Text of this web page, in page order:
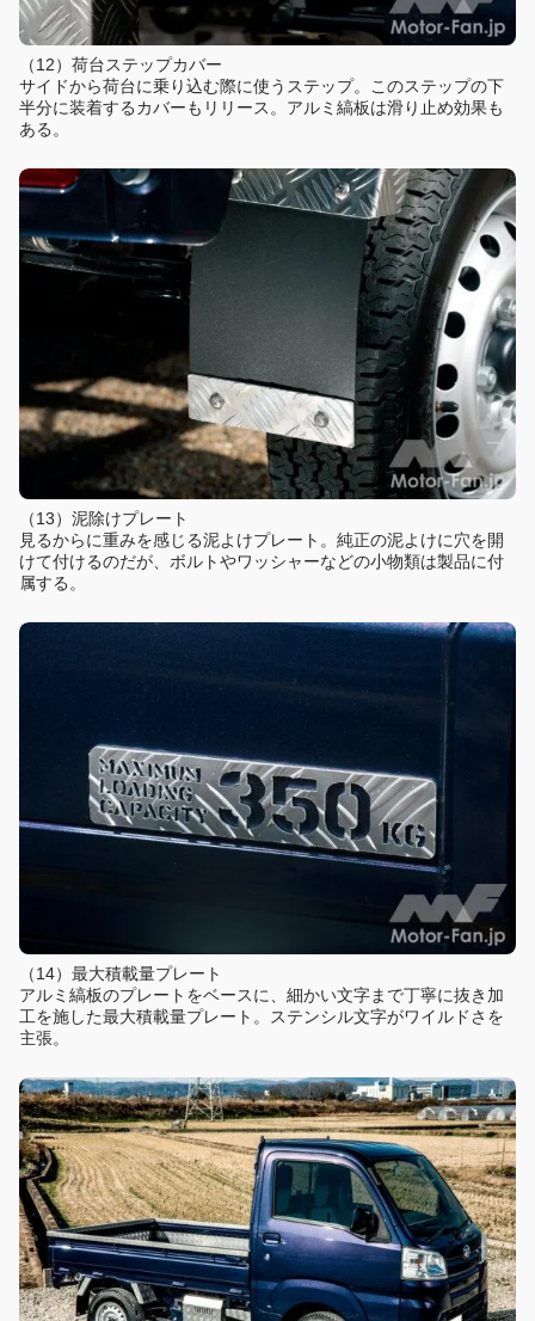
（12）荷台ステップカバー
サイドから荷台に乗り込む際に使うステップ。このステップの下
半分に装着するカバーもリリース。アルミ縞板は滑り止め効果も
ある。
（13）泥除けプレート
見るからに重みを感じる泥よけプレート。純正の泥よけに穴を開
けて付けるのだが、ボルトやワッシャーなどの小物類は製品に付
属する。
（14）最大積載量プレート
アルミ縞板のプレートをベースに、細かい文字まで丁寧に抜き加
工を施した最大積載量プレート。ステンシル文字がワイルドさを
主張。